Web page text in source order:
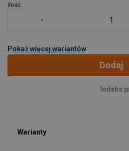
ilość:
Pokaż więcej wariantów
Dodaj
Indeks